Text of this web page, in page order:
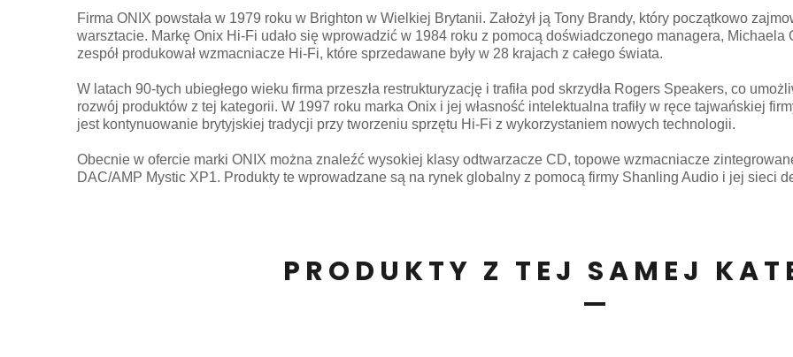
Firma ONIX powstała w 1979 roku w Brighton w Wielkiej Brytanii. Założył ją Tony Brandy, który początkowo
warsztacie. Markę Onix Hi-Fi udało się wprowadzić w 1984 roku z pomocą doświadczonego managera, Michaela
zespół produkował wzmacniacze Hi-Fi, które sprzedawane były w 28 krajach z całego świata.
W latach 90-tych ubiegłego wieku firma przeszła restrukturyzację i trafiła pod skrzydła Rogers Speakers, co
rozwój produktów z tej kategorii. W 1997 roku marka Onix i jej własność intelektualna trafiły w ręce tajwańskiej
jest kontynuowanie brytyjskiej tradycji przy tworzeniu sprzętu Hi-Fi z wykorzystaniem nowych technologii.
Obecnie w ofercie marki ONIX można znaleźć wysokiej klasy odtwarzacze CD, topowe wzmacniacze
DAC/AMP Mystic XP1. Produkty te wprowadzane są na rynek globalny z pomocą firmy Shanling Audio i jej sieci
PRODUKTY Z TEJ SAMEJ